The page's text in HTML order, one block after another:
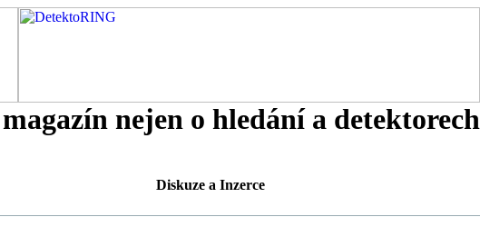
nejen o hledání a detektorech
Diskuze a Inzerce